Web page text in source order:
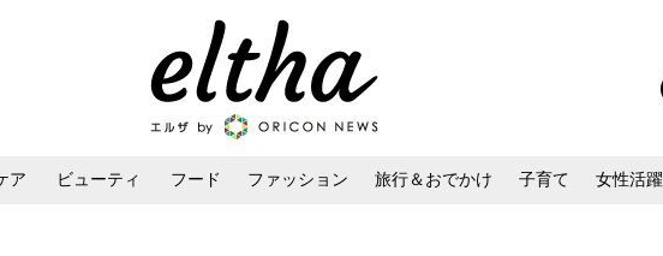
ア ビューティ フード ファッション 旅行＆おでかけ 子育て 女性活躍